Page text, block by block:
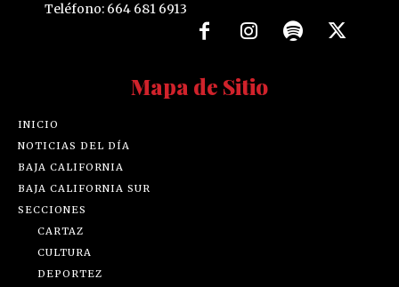
Teléfono: 664 681 6913
Mapa de Sitio
INICIO
NOTICIAS DEL DÍA
BAJA CALIFORNIA
BAJA CALIFORNIA SUR
SECCIONES
CARTAZ
CULTURA
DEPORTEZ